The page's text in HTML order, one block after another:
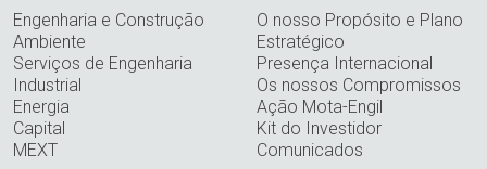
Engenharia e Construção
Ambiente
Serviços de Engenharia
Industrial
Energia
Capital
MEXT
O nosso Propósito e Plano
Estratégico
Presença Internacional
Os nossos Compromissos
Ação Mota-Engil
Kit do Investidor
Comunicados